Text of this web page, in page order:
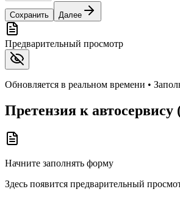
Сохранить Далее
Предварительный просмотр
Обновляется в реальном времени •
Претензия к
Начните заполнять форму
Здесь появится предварительный